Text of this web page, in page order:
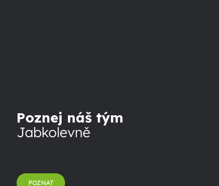
Poznej náš tým
Jabkolevně
POZNAT